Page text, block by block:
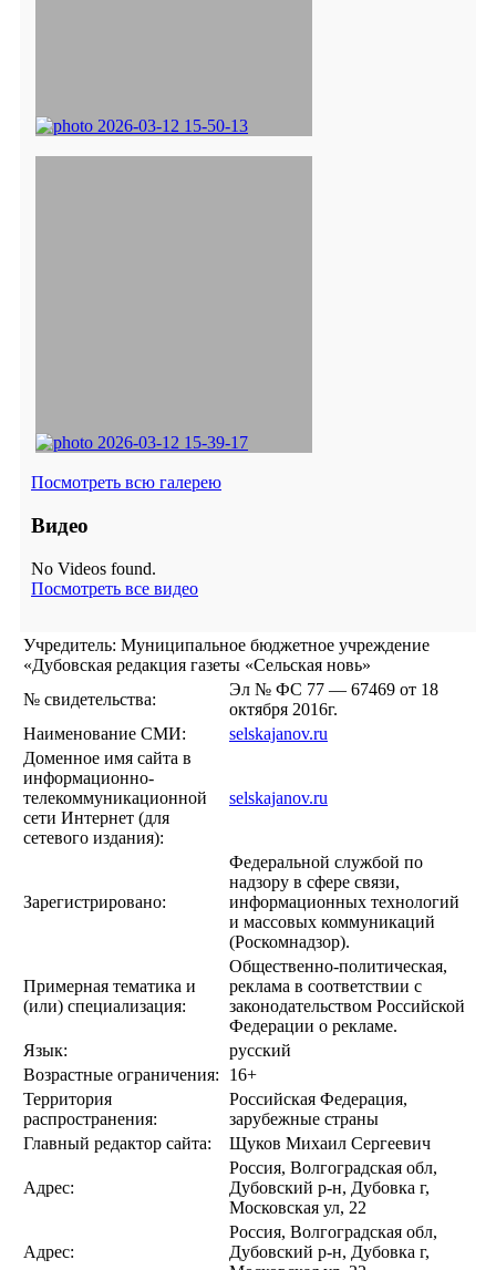
Посмотреть всю галерею
Видео
No Videos found.
Посмотреть все видео
Учредитель: Муниципальное бюджетное учреждение
«Дубовская редакция газеты «Сельская новь»
№ свидетельства:
Эл № ФС 77 — 67469 от 18
октября 2016г.
Наименование СМИ:
selskajanov.ru
Доменное имя сайта в
информационно-
телекоммуникационной
сети Интернет (для
сетевого издания):
selskajanov.ru
Зарегистрировано:
Федеральной службой по
надзору в сфере связи,
информационных технологий
и массовых коммуникаций
(Роскомнадзор).
Примерная тематика и
(или) специализация:
Общественно-политическая,
реклама в соответствии с
законодательством Российской
Федерации о рекламе.
Язык:
русский
Возрастные ограничения:
16+
Территория
распространения:
Российская Федерация,
зарубежные страны
Главный редактор сайта:
Щуков Михаил Сергеевич
Адрес:
Россия, Волгоградская обл,
Дубовский р-н, Дубовка г,
Московская ул, 22
Адрес:
Россия, Волгоградская обл,
Дубовский р-н, Дубовка г,